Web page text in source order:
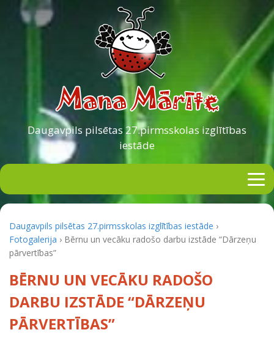
Daugavpils pilsētas 27.pirmsskolas izglītības
iestāde
Daugavpils pilsētas 27.pirmsskolas izglītības iestāde ›
Fotogalerija › Bērnu un vecāku radošo darbu izstāde “Dārzeņu
pārvertības”
BĒRNU UN VECĀKU RADOŠO
DARBU IZSTĀDE “DĀRZEŅU
PĀRVERTĪBAS”